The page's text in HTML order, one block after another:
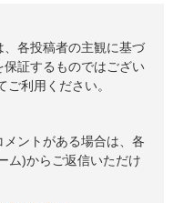
各投稿者の主観に基づ
保証するものではござい
利用ください。
ントがある場合は、各
ム)からご返信いただけ